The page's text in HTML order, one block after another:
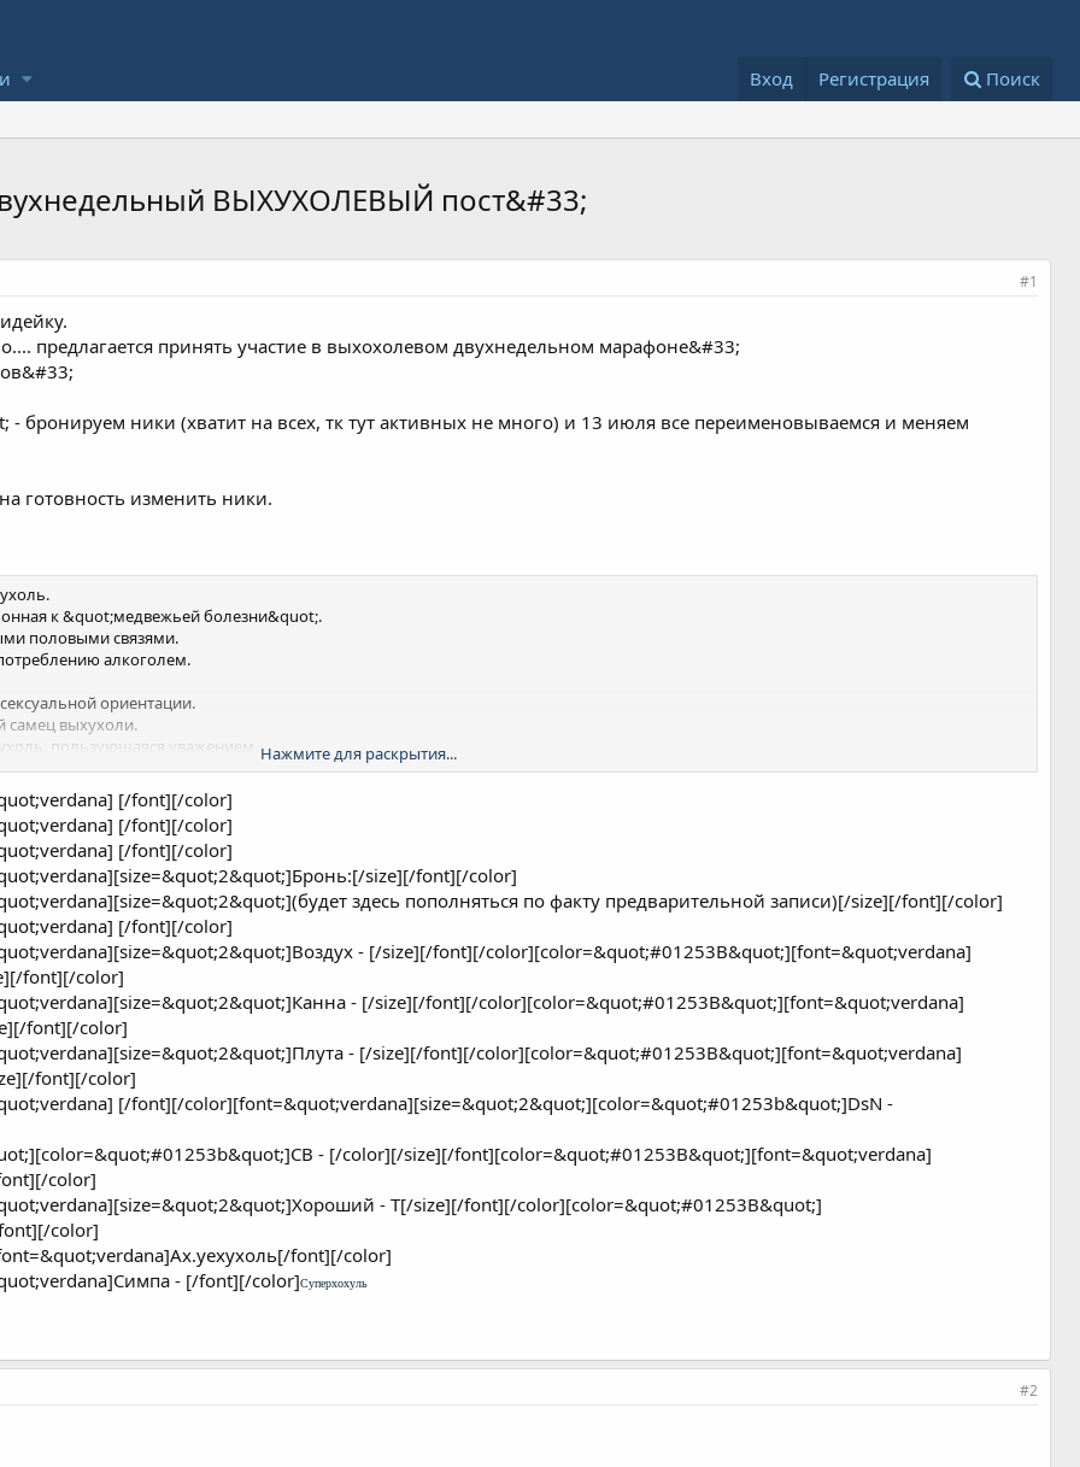
Вход Регистрация Поиск
ВЫХУХОЛЕВЫЙ пост&#33;
#1
предлагается принять участие в выхохолевом двухнедельном марафоне&#33;
бронируем ники (хватит на всех, тк тут активных не много) и 13 июля все переименовываемся и меняем
готовность изменить ники.
к &quot;медвежьей болезни&quot;.
половыми связями.
алкоголем.
ориентации.
самец выхухоли.
пользующаяся уважением.
Имеет щупальца вместо хоботка.
мхом. московская выхухоль. c) выхухоль-токсикоманка.
выхухоль.
полномочиями.
Почти что и не выхухоль.
в голове.
лесах.
от лохухоли, охухоли и похухоли.
антисекс.
что движется, с явными сексуальными намерениями.
нахухоля и похухоли.
Нажмите для раскрытия...
[/font][/color]
[/font][/color]
[/font][/color]
size][/font][/color]
здесь пополняться по факту предварительной записи)[/size][/font][/color]
[/font][/color]
- [/size][/font][/color][color=&quot;#01253B&quot;][font=&quot;verdana]
font][/color]
- [/size][/font][/color][color=&quot;#01253B&quot;][font=&quot;verdana]
font][/color]
- [/size][/font][/color][color=&quot;#01253B&quot;][font=&quot;verdana]
font][/color]
[/font][/color][font=&quot;verdana][size=&quot;2&quot;][color=&quot;#01253b&quot;]DsN -
- [/color][/size][/font][color=&quot;#01253B&quot;][font=&quot;verdana]
color]
- Т[/size][/font][/color][color=&quot;#01253B&quot;]
color]
font][/color]
- [/font][/color]Суперхохуль
#2